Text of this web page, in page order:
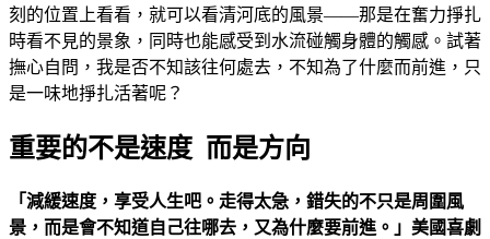
刻的位置上看看，就可以看清河底的風景——那是在奮力掙扎
時看不見的景象，同時也能感受到水流碰觸身體的觸感。試著
撫心自問，我是否不知該往何處去，不知為了什麼而前進，只
是一味地掙扎活著呢？
重要的不是速度 而是方向
「減緩速度，享受人生吧。走得太急，錯失的不只是周圍風
景，而是會不知道自己往哪去，又為什麼要前進。」美國喜劇